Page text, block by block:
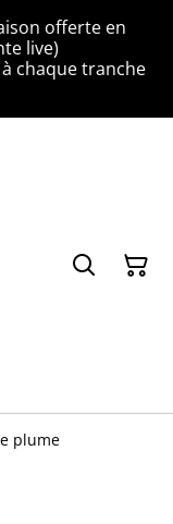
offerte en
live)
chaque tranche
plume